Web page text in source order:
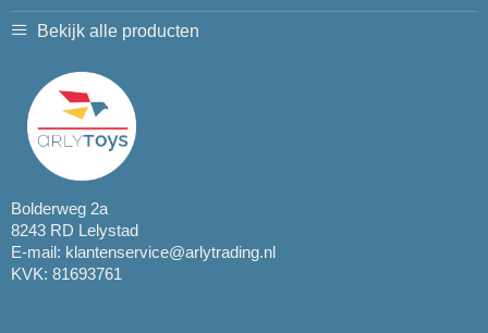
Bekijk alle producten
Bolderweg 2a
8243 RD Lelystad
E-mail: klantenservice@arlytrading.nl
KVK: 81693761